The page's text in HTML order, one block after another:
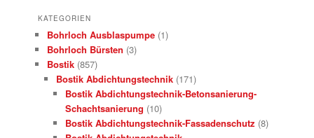
KATEGORIEN
Bohrloch Ausblaspumpe (1)
Bohrloch Bürsten (3)
Bostik (857)
Bostik Abdichtungstechnik (171)
Bostik Abdichtungstechnik-Betonsanierung-
Schachtsanierung (10)
Bostik Abdichtungstechnik-Fassadenschutz (8)